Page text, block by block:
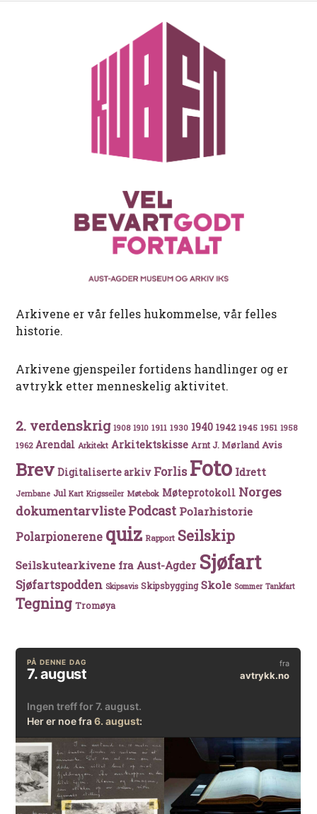
Arkivene er vår felles hukommelse, vår felles
historie.
Arkivene gjenspeiler fortidens handlinger og er
avtrykk etter menneskelig aktivitet.
2. verdenskrig 1908 1910 1911 1930 1940 1942 1945 1951 1958
1962 Arendal Arkitekt Arkitektskisse Arnt J. Mørland Avis
Brev Digitaliserte arkiv Forlis Foto Idrett
Jernbane Jul Kart Krigsseiler Møtebok Møteprotokoll Norges
dokumentarvlistePodcast Polarhistorie
Polarpionerene quiz Rapport Seilskip
Seilskutearkivene fra Aust-Agder Sjøfart
Sjøfartspodden Skipsavis Skipsbygging Skole Sommer Tankfart
Tegning Tromøya